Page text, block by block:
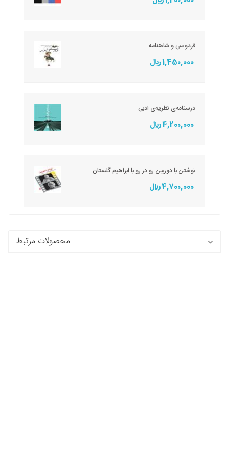
فردوسی و شاهنامه
1,450,000 ريال
درسنامه‌ی نظریه‌ی ادبی
4,200,000 ريال
نوشتن با دوربین رو در رو با ابراهیم گلستان
4,700,000 ريال
محصولات مرتبط